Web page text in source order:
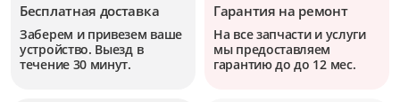
Бесплатная доставка
Заберем и привезем ваше
устройство. Выезд в
течение 30 минут.
Гарантия на ремонт
На все запчасти и услуги
мы предоставляем
гарантию до до 12 мес.